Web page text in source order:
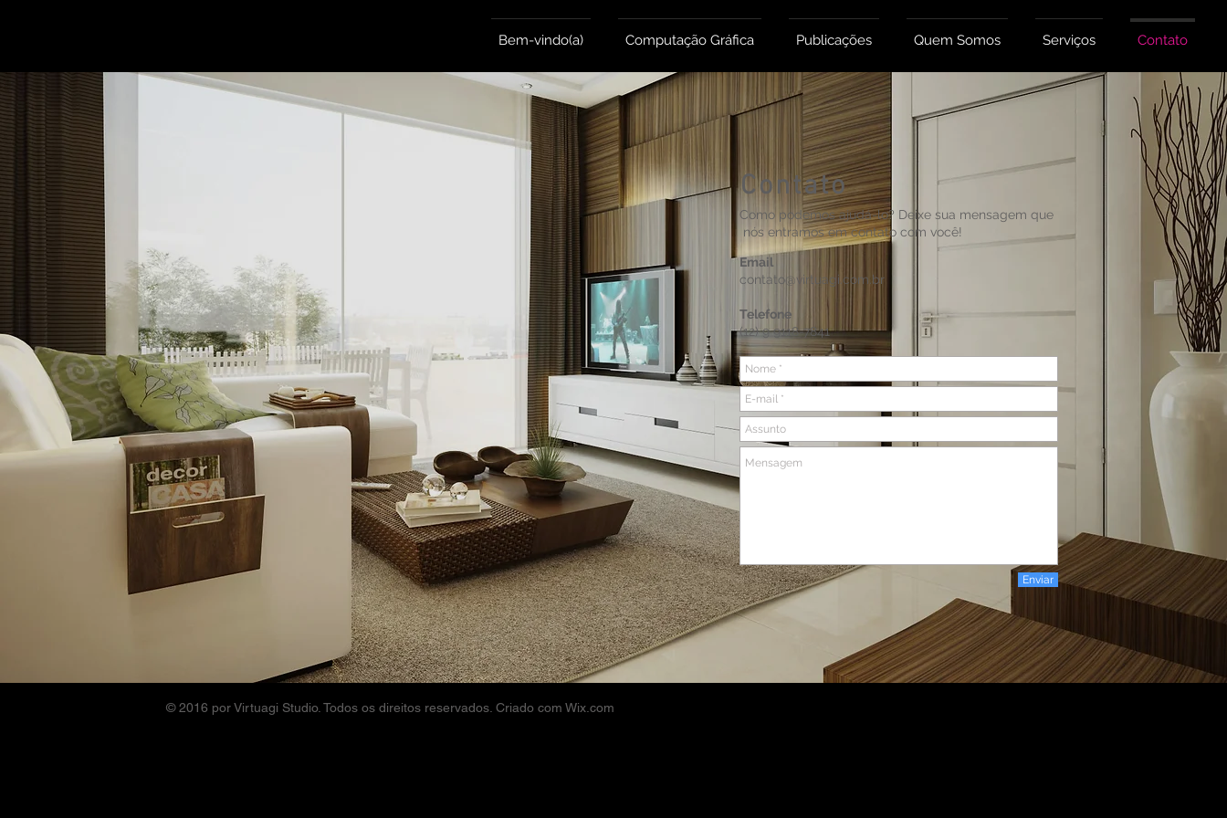
Bem-vindo(a) Computação Gráfica Publicações Quem Somos Serviços Contato
Contato
Como podemos ajudá-lo? Deixe sua mensagem que
nós entramos em contato com você!
Email
contato@virtuagi.com.br
Telefone
(12) 9 9118-7841
Enviar
© 2016 por Virtuagi Studio. Todos os direitos reservados. Criado com Wix.com